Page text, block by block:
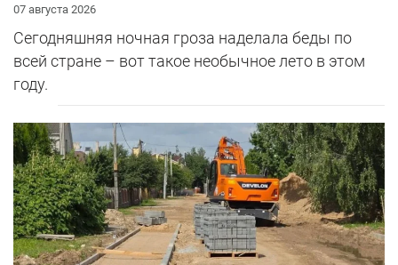
07 августа 2026
Сегодняшняя ночная гроза наделала беды по
всей стране – вот такое необычное лето в этом
году.